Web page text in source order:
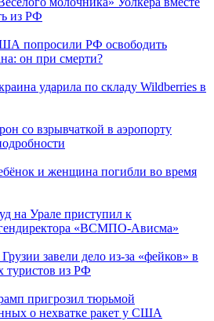
из РФ
попросили РФ освободить
он при смерти?
ударила по складу Wildberries в
со взрывчаткой в аэропорту
и женщина погибли во время
на Урале приступил к
гендиректора «ВСМПО-Ависма»
завели дело из-за «фейков» в
туристов из РФ
пригрозил тюрьмой
о нехватке ракет у США